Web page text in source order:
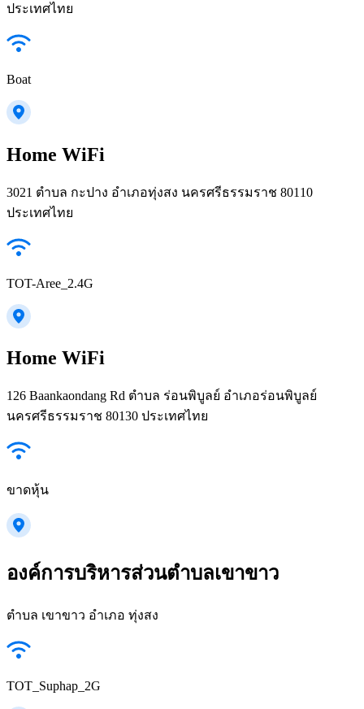
ประเทศไทย
Boat
Home WiFi
3021 ตำบล กะปาง อำเภอทุ่งสง นครศรีธรรมราช 80110
ประเทศไทย
TOT-Aree_2.4G
Home WiFi
126 Baankaondang Rd ตำบล ร่อนพิบูลย์ อำเภอร่อนพิบูลย์
นครศรีธรรมราช 80130 ประเทศไทย
ขาดหุ้น
องค์การบริหารส่วนตำบลเขาขาว
ตำบล เขาขาว อำเภอ ทุ่งสง
TOT_Suphap_2G